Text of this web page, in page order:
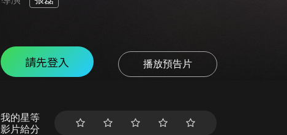
請先登入 播放預告片
我的星等
影片給分